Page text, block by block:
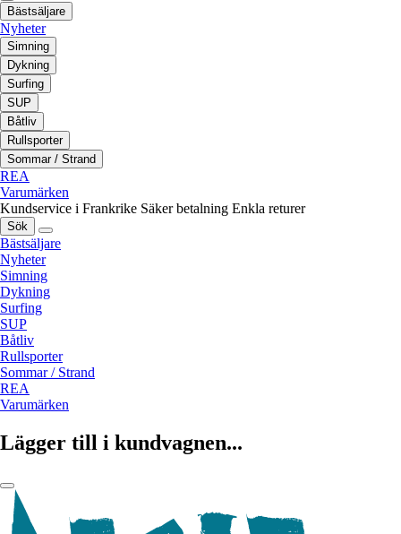
Bästsäljare
Nyheter
Simning
Dykning
Surfing
SUP
Båtliv
Rullsporter
Sommar / Strand
REA
Varumärken
Kundservice i Frankrike Säker betalning Enkla returer
Sök
Bästsäljare
Nyheter
Simning
Dykning
Surfing
SUP
Båtliv
Rullsporter
Sommar / Strand
REA
Varumärken
Lägger till i kundvagnen...